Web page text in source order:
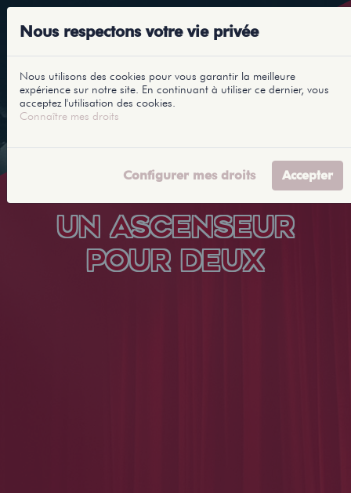
UN ASCENSEUR
POUR DEUX
Nous respectons votre vie privée
Nous utilisons des cookies pour vous garantir la meilleure
expérience sur notre site. En continuant à utiliser ce dernier, vous
acceptez l'utilisation des cookies.
Connaître mes droits
Configurer mes droits Accepter